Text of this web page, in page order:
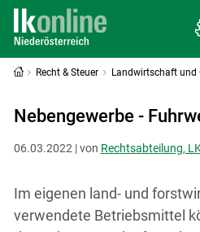
Recht & Steuer Landwirtschaft und
Nebengewerbe -
06.03.2022 | von Rechtsabteilung,
Im eigenen land- und
verwendete Betriebsmittel